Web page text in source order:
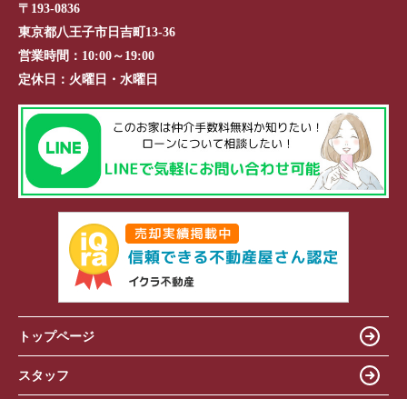
〒193-0836
東京都八王子市日吉町13-36
営業時間： 10:00～19:00
定休日： 火曜日・水曜日
トップページ
スタッフ